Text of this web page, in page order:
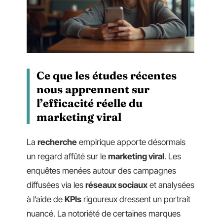
Ce que les études récentes
nous apprennent sur
l’efficacité réelle du
marketing viral
La recherche empirique apporte désormais
un regard affûté sur le marketing viral. Les
enquêtes menées autour des campagnes
diffusées via les réseaux sociaux et analysées
à l’aide de KPIs rigoureux dressent un portrait
nuancé. La notoriété de certaines marques